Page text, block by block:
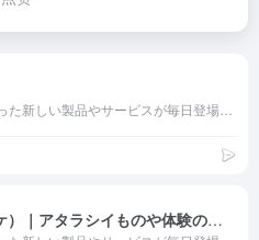
Makuake（マクアケ）｜アタラシイものや体験の応援購入サービス